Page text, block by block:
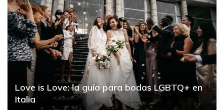
Love is Love: la guía para bodas LGBTQ+ en
Italia